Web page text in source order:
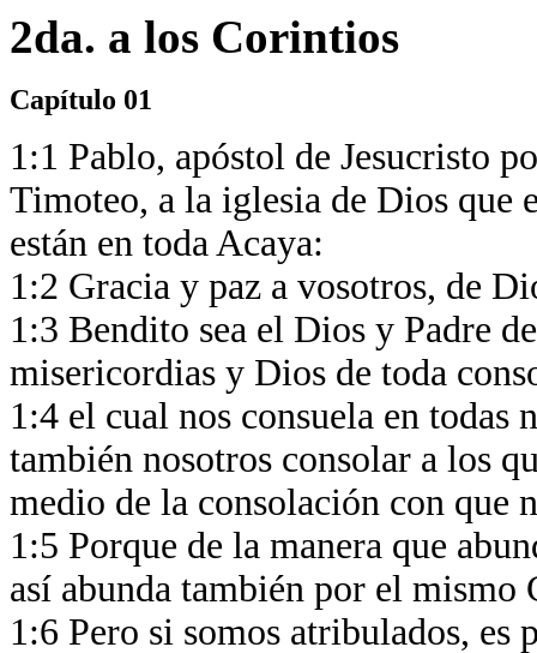
2da. a los Corintios
Capítulo 01
1:1 Pablo, apóstol de Jesucristo
Timoteo, a la iglesia de Dios que
están en toda Acaya:
1:2 Gracia y paz a vosotros, de
1:3 Bendito sea el Dios y Padre
misericordias y Dios de toda
1:4 el cual nos consuela en todas
también nosotros consolar a los
medio de la consolación con que
1:5 Porque de la manera que
así abunda también por el
1:6 Pero si somos atribulados, es